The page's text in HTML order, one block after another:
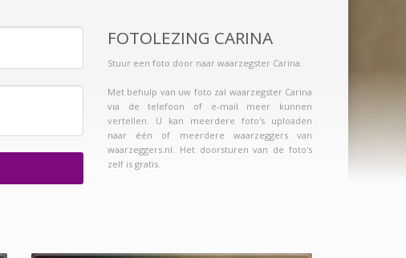
FOTOLEZING CARINA
Stuur een foto door naar waarzegster Carina.
Met behulp van uw foto zal waarzegster Carina
via de telefoon of e-mail meer kunnen
vertellen. U kan meerdere foto's uploaden
naar één of meerdere waarzeggers van
waarzeggers.nl. Het doorsturen van de foto's
zelf is gratis.